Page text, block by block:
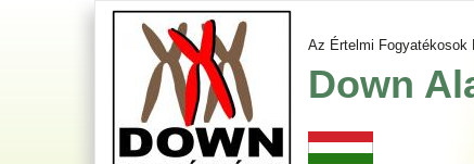
Az Értelmi Fogyatékosok
Down